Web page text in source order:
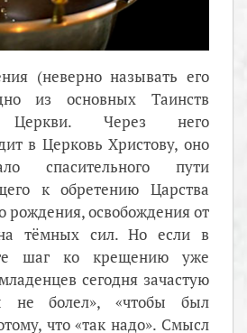
(неверно называть его
из основных Таинств
Церкви. Через него
в Церковь Христову, оно
спасительного пути
к обретению Царства
рождения, освобождения от
тёмных сил. Но если в
шаг ко крещению уже
сегодня зачастую
не болел», «чтобы был
что «так надо». Смысл